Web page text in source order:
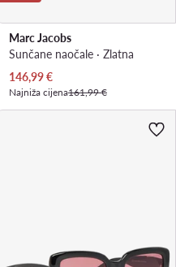
Marc Jacobs
Sunčane naočale · Zlatna
Trenutna cijena
146,99€
Najniža cijena161,99 €